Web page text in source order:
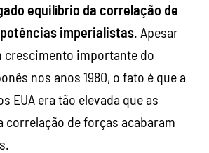
equilíbrio da correlação de
imperialistas. Apesar
crescimento importante do
nos anos 1980, o fato é que a
EUA era tão elevada que as
correlação de forças acabaram